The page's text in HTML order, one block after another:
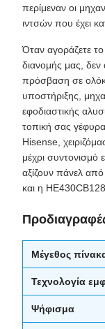
περίμεναν οι
ιντσών που έχει
Όταν αγοράζετε
διανομής μας,
πρόσβαση σε
υποστήριξης,
εφοδιαστικής
τοπική σας
Hisense,
μέχρι συντονισμό
αξίζουν πάνελ
και η
Μέγεθος
Τεχνολογία
Ψήφισμα